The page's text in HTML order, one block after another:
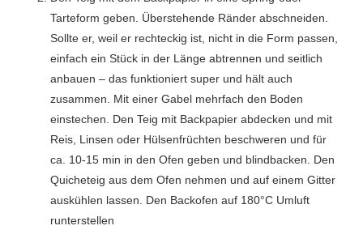
Tarteform geben. Überstehende Ränder abschneiden.
Sollte er, weil er rechteckig ist, nicht in die Form passen,
einfach ein Stück in der Länge abtrennen und seitlich
anbauen – das funktioniert super und hält auch
zusammen. Mit einer Gabel mehrfach den Boden
einstechen. Den Teig mit Backpapier abdecken und mit
Reis, Linsen oder Hülsenfrüchten beschweren und für
ca. 10-15 min in den Ofen geben und blindbacken. Den
Quicheteig aus dem Ofen nehmen und auf einem Gitter
auskühlen lassen. Den Backofen auf 180°C Umluft
runterstellen